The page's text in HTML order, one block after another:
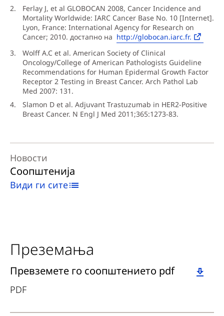
Ferlay J, et al GLOBOCAN 2008, Cancer Incidence and
Mortality Worldwide: IARC Cancer Base No. 10 [Internet].
Lyon, France: International Agency for Research on
Cancer; 2010. достапно на http://globocan.iarc.fr.
Wolff A.C et al. American Society of Clinical
Oncology/College of American Pathologists Guideline
Recommendations for Human Epidermal Growth Factor
Receptor 2 Testing in Breast Cancer. Arch Pathol Lab
Med 2007: 131.
Slamon D et al. Adjuvant Trastuzumab in HER2-Positive
Breast Cancer. N Engl J Med 2011;365:1273-83.
Новости
Соопштенија
Види ги сите
Преземања
Download
Превземете го соопштението pdf
PDF